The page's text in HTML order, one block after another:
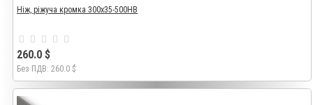
Ніж, ріжуча кромка 300x35-500HB
260.0 $
Без ПДВ: 260.0 $